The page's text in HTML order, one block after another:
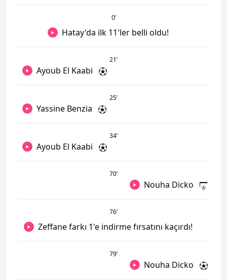
0’
Hatay'da ilk 11'ler belli oldu!
21’
Ayoub El Kaabi
25’
Yassine Benzia
34’
Ayoub El Kaabi
70’
Nouha Dicko
76’
Zeffane farkı 1'e indirme fırsatını kaçırdı!
79’
Nouha Dicko